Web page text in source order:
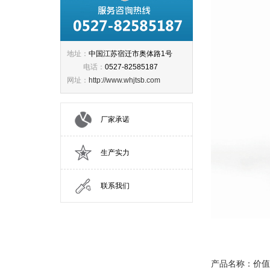
地址： 中国江苏宿迁市奥体路1号
电话： 0527-82585187
网址： http://www.whjtsb.com
厂家承诺
生产实力
联系我们
产品名称：价